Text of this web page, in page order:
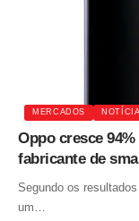
MERCADOS
Oppo cresce
fabricante de
Segundo os
um…